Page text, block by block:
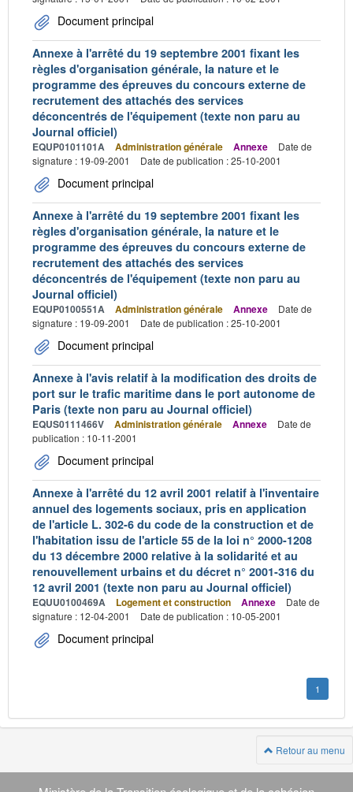
Document principal
Annexe à l'arrêté du 19 septembre 2001 fixant les
règles d'organisation générale, la nature et le
programme des épreuves du concours externe de
recrutement des attachés des services
déconcentrés de l'équipement (texte non paru au
Journal officiel)
EQUP0101101A Administration générale Annexe
Date de
signature : 19-09-2001
Date de publication : 25-10-2001
Document principal
Annexe à l'arrêté du 19 septembre 2001 fixant les
règles d'organisation générale, la nature et le
programme des épreuves du concours externe de
recrutement des attachés des services
déconcentrés de l'équipement (texte non paru au
Journal officiel)
EQUP0100551A Administration générale Annexe
Date de
signature : 19-09-2001
Date de publication : 25-10-2001
Document principal
Annexe à l'avis relatif à la modification des droits de
port sur le trafic maritime dans le port autonome de
Paris (texte non paru au Journal officiel)
EQUS0111466V Administration générale Annexe
Date de
publication : 10-11-2001
Document principal
Annexe à l'arrêté du 12 avril 2001 relatif à l'inventaire
annuel des logements sociaux, pris en application
de l'article L. 302-6 du code de la construction et de
l'habitation issu de l'article 55 de la loi n° 2000-1208
du 13 décembre 2000 relative à la solidarité et au
renouvellement urbains et du décret n° 2001-316 du
12 avril 2001 (texte non paru au Journal officiel)
EQUU0100469A Logement et construction Annexe
Date de
signature : 12-04-2001
Date de publication : 10-05-2001
Document principal
1
Retour au menu
Navigation